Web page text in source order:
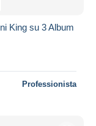
King su 3 Album
Professionista